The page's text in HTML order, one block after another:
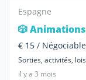
Espagne
🎲
€ 15 / Négociable
Sorties, activités,
il y a 3 mois